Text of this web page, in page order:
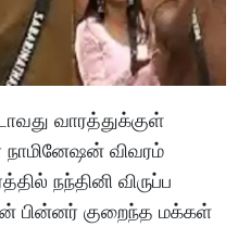
வாரத்துக்குள்
நாமினேஷன் விவரம்
நந்தினி விருப்ப
பின்னர் குறைந்த மக்கள்